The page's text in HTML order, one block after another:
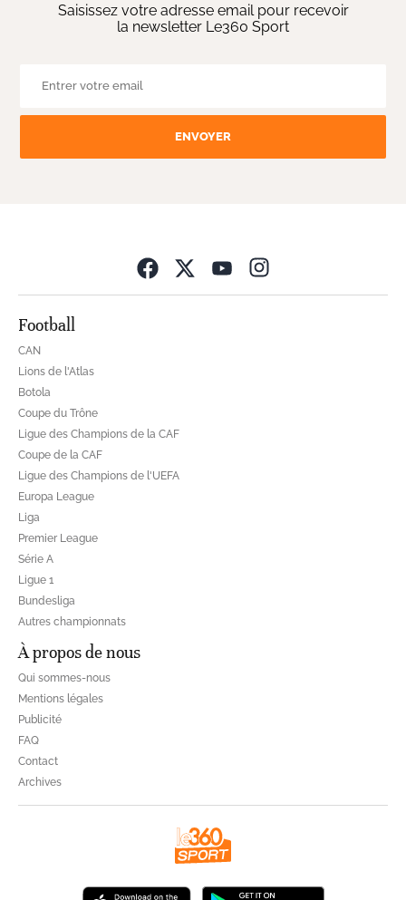
Saisissez votre adresse email pour recevoir
la newsletter Le360 Sport
ENVOYER
Football
CAN
Lions de l'Atlas
Botola
Coupe du Trône
Ligue des Champions de la CAF
Coupe de la CAF
Ligue des Champions de l'UEFA
Europa League
Liga
Premier League
Série A
Ligue 1
Bundesliga
Autres championnats
À propos de nous
Qui sommes-nous
Mentions légales
Publicité
FAQ
Contact
Archives